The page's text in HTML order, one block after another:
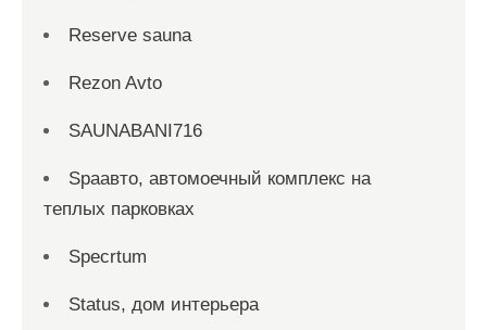
Reserve sauna
Rezon Avto
SAUNABANI716
Spaавто, автомоечный комплекс на
теплых парковках
Specrtum
Status, дом интерьера